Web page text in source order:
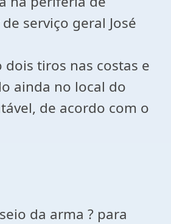
serviço geral José
tiros nas costas e
ainda no local do
de acordo com o
da arma ? para